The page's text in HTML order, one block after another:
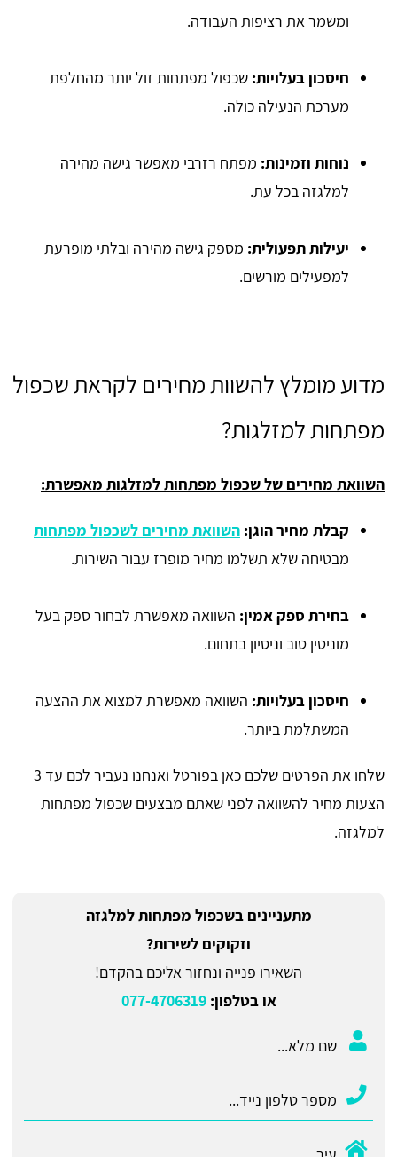
ומשמר את רציפות העבודה.
חיסכון בעלויות: שכפול מפתחות זול יותר מהחלפת
מערכת הנעילה כולה.
נוחות וזמינות: מפתח רזרבי מאפשר גישה מהירה
למלגזה בכל עת.
יעילות תפעולית: מספק גישה מהירה ובלתי מופרעת
למפעילים מורשים.
מדוע מומלץ להשוות מחירים לקראת שכפול
מפתחות למזלגות?
השוואת מחירים של שכפול מפתחות למזלגות מאפשרת:
קבלת מחיר הוגן: השוואת מחירים לשכפול מפתחות
מבטיחה שלא תשלמו מחיר מופרז עבור השירות.
בחירת ספק אמין: השוואה מאפשרת לבחור ספק בעל
מוניטין טוב וניסיון בתחום.
חיסכון בעלויות: השוואה מאפשרת למצוא את ההצעה
המשתלמת ביותר.
שלחו את הפרטים שלכם כאן בפורטל ואנחנו נעביר לכם עד 3
הצעות מחיר להשוואה לפני שאתם מבצעים שכפול מפתחות
למלגזה.
מתעניינים בשכפול מפתחות למלגזה
וזקוקים לשירות?
השאירו פנייה ונחזור אליכם בהקדם!
או בטלפון:077-4706319